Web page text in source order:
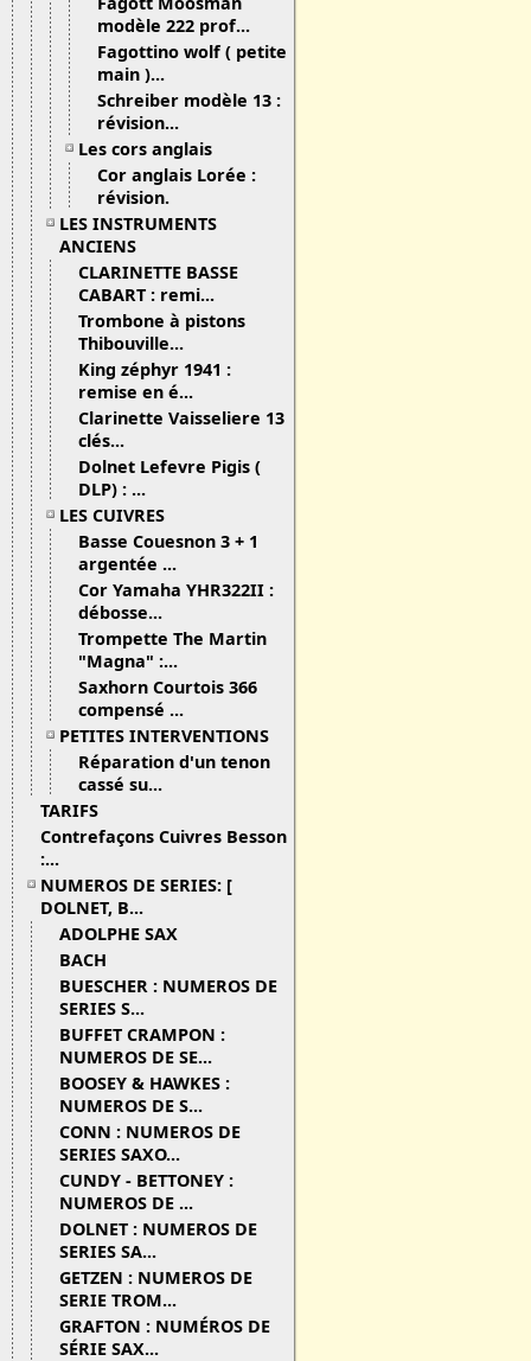
modèle 222 prof...
Fagottino wolf ( petite
main )...
Schreiber modèle 13 :
révision...
Les cors anglais
Cor anglais Lorée :
révision.
LES INSTRUMENTS
ANCIENS
CLARINETTE BASSE
CABART : remi...
Trombone à pistons
Thibouville...
King zéphyr 1941 :
remise en é...
Clarinette Vaisseliere 13
clés...
Dolnet Lefevre Pigis (
DLP) : ...
LES CUIVRES
Basse Couesnon 3 + 1
argentée ...
Cor Yamaha YHR322II :
débosse...
Trompette The Martin
"Magna" :...
Saxhorn Courtois 366
compensé ...
PETITES INTERVENTIONS
Réparation d'un tenon
cassé su...
TARIFS
Contrefaçons Cuivres Besson
:...
NUMEROS DE SERIES: [
DOLNET, B...
ADOLPHE SAX
BACH
BUESCHER : NUMEROS DE
SERIES S...
BUFFET CRAMPON :
NUMEROS DE SE...
BOOSEY & HAWKES :
NUMEROS DE S...
CONN : NUMEROS DE
SERIES SAXO...
CUNDY - BETTONEY :
NUMEROS DE ...
DOLNET : NUMEROS DE
SERIES SA...
GETZEN : NUMEROS DE
SERIE TROM...
GRAFTON : NUMÉROS DE
SÉRIE SAX...